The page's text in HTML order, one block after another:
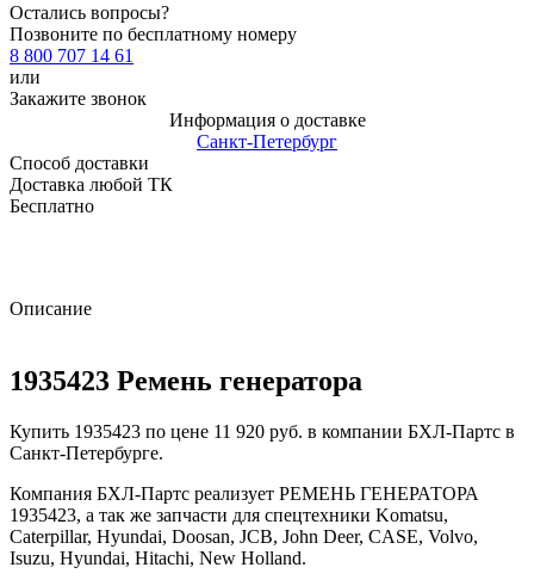
Остались вопросы?
Позвоните по бесплатному номеру
8 800 707 14 61
или
Закажите звонок
Информация о доставке
Санкт-Петербург
Способ доставки
Доставка любой ТК
Бесплатно
Описание
1935423 Ремень генератора
Купить 1935423 по цене 11 920 руб. в компании БХЛ-Партс в
Санкт-Петербурге.
Компания БХЛ-Партс реализует РЕМЕНЬ ГЕНЕРАТОРА
1935423, а так же запчасти для спецтехники Komatsu,
Caterpillar, Hyundai, Doosan, JCB, John Deer, CASE, Volvo,
Isuzu, Hyundai, Hitachi, New Holland.